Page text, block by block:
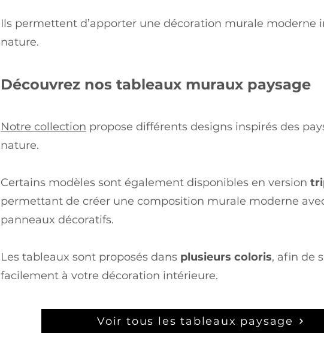
Ils permettent d’apporter une décoration murale moderne
nature.
Découvrez nos tableaux muraux paysage
Notre collection propose différents designs inspirés des
nature.
Certains modèles sont également disponibles en version
permettant de créer une composition murale moderne
panneaux décoratifs.
Les tableaux sont proposés dans plusieurs coloris, afin de
facilement à votre décoration intérieure.
Voir tous les tableaux paysage